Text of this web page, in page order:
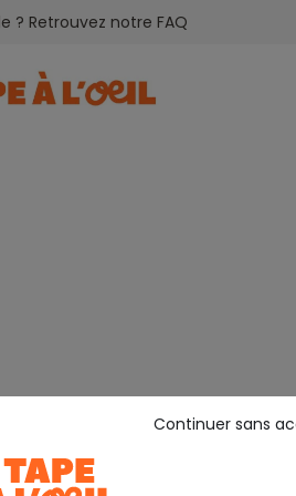
? Retrouvez notre FAQ
Continuer sans